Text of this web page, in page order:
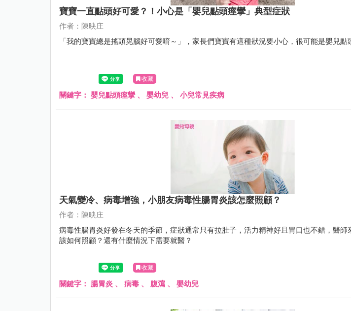
寶寶一直點頭好可愛？！小心是「嬰兒點頭痙攣」典型症狀
作者：陳映庄
「我的寶寶總是搖頭晃腦好可愛唷～」，家長們寶寶有這種狀況要小心，很可能是嬰兒點
收藏
關鍵字： 嬰兒點頭痙攣、 嬰幼兒 、 小兒常見疾病
天氣變冷、病毒增強，小朋友病毒性腸胃炎該怎麼照顧？
作者：陳映庄
病毒性腸胃炎好發在冬天的季節，症狀通常只有拉肚子，活力精神好且胃口也不錯，醫師
該如何照顧？還有什麼情況下需要就醫？
收藏
關鍵字： 腸胃炎 、 病毒 、 腹瀉 、 嬰幼兒